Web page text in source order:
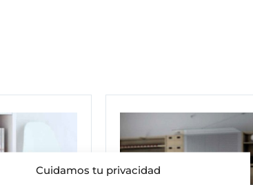
Cuidamos tu privacidad